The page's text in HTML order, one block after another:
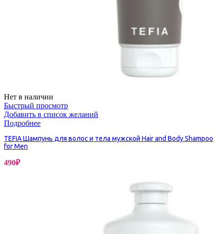
Нет в наличии
Быстрый просмотр
Добавить в список желаний
Подробнее
TEFIA Шампунь для волос и тела мужской Hair and Body Shampoo
for Men
490₽